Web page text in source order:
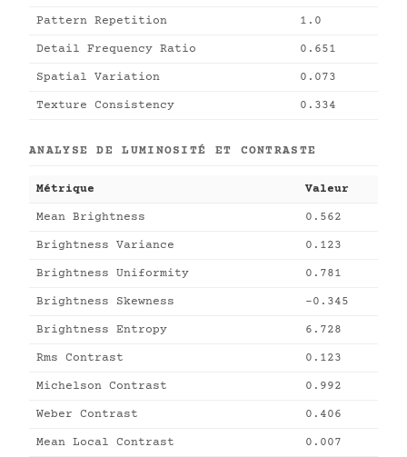
Pattern Repetition 1.0
Detail Frequency Ratio 0.651
Spatial Variation 0.073
Texture Consistency 0.334
ANALYSE DE LUMINOSITÉ ET CONTRASTE
Métrique Valeur
Mean Brightness 0.562
Brightness Variance 0.123
Brightness Uniformity 0.781
Brightness Skewness -0.345
Brightness Entropy 6.728
Rms Contrast 0.123
Michelson Contrast 0.992
Weber Contrast 0.406
Mean Local Contrast 0.007